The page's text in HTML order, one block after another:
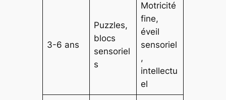
3-6 ans
Puzzles,
blocs
sensoriel
s
Motricité
fine,
éveil
sensoriel
,
intellectu
el